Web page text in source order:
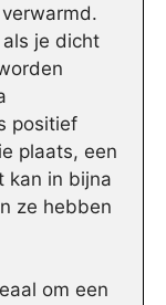
je dicht
positief
plaats, een
kan in bijna
ze hebben
om een